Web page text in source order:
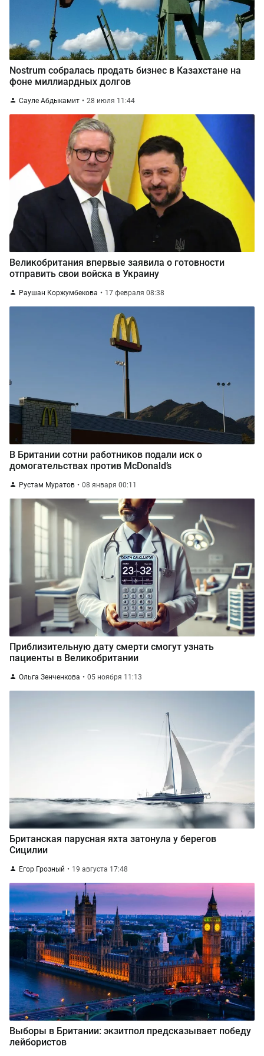
Nostrum собралась продать бизнес в Казахстане на
фоне миллиардных долгов
Сауле Абдыкамит 28 июля 11:44
Великобритания впервые заявила о готовности
отправить свои войска в Украину
Раушан Коржумбекова 17 февраля 08:38
В Британии сотни работников подали иск о
домогательствах против McDonald’s
Рустам Муратов 08 января 00:11
Приблизительную дату смерти смогут узнать
пациенты в Великобритании
Ольга Зенченкова 05 ноября 11:13
Британская парусная яхта затонула у берегов
Сицилии
Егор Грозный 19 августа 17:48
Выборы в Британии: экзитпол предсказывает победу
лейбористов